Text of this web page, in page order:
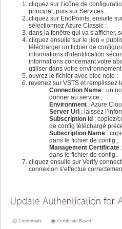
cliquez sur l’icône de
principal, puis sur Services ;
cliquez sur EndPoints, ensuite
sélectionnez Azure Classic ;
dans la fenêtre qui va s’afficher,
cliquez ensuite sur le lien «
télécharger un fichier de
informations d'identification
informations concernant votre
utiliser dans votre
ouvrez le fichier avec bloc note ;
revenez sur VSTS et remplissez
Connection Name : un
donner au service ;
Environment : Azure
Server Url : laissez
Subscription Id : copiez/
de config téléchargé
Subscription Name :
dans le fichier de config ;
Management Certificate
dans le fichier de config.
cliquez ensuite sur Verify
connexion s’effectue